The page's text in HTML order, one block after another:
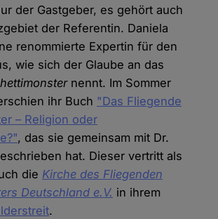
der Gastgeber, es gehört auch
der Referentin. Daniela
renommierte Expertin für den
wie sich der Glaube an das
nennt. Im Sommer
ihr Buch "Das Fliegende
– Religion oder
, das sie gemeinsam mit Dr.
hat. Dieser vertritt als
die Kirche des Fliegenden
Deutschland e.V. in ihrem
.